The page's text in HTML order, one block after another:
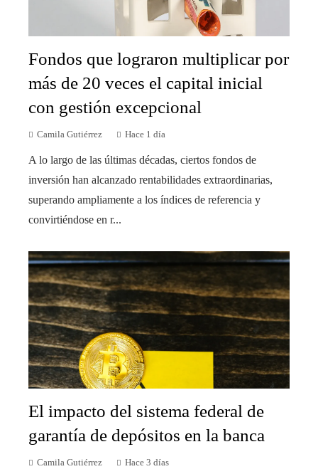
Fondos que lograron multiplicar por
más de 20 veces el capital inicial
con gestión excepcional
Camila Gutiérrez Hace 1 día
A lo largo de las últimas décadas, ciertos fondos de
inversión han alcanzado rentabilidades extraordinarias,
superando ampliamente a los índices de referencia y
convirtiéndose en r...
El impacto del sistema federal de
garantía de depósitos en la banca
Camila Gutiérrez Hace 3 días